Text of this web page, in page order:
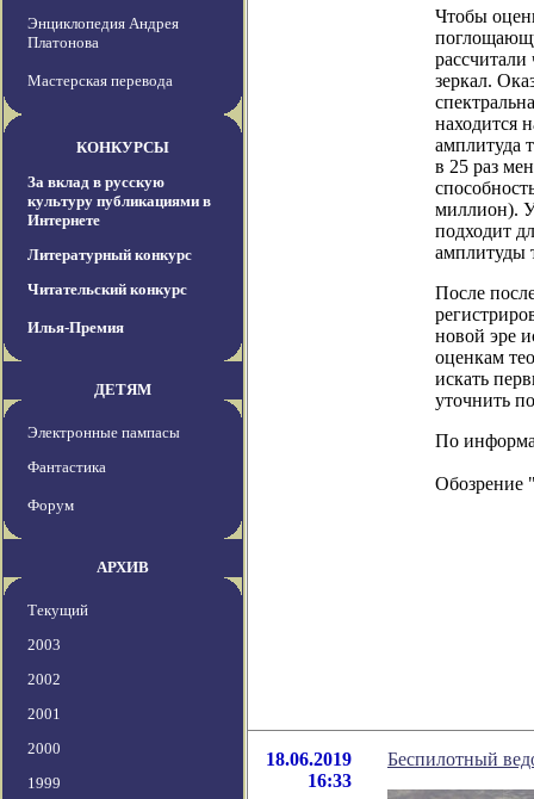
Энциклопедия Андрея
Платонова
Мастерская перевода
КОНКУРСЫ
За вклад в русскую
культуру публикациями в
Интернете
Литературный конкурс
Читательский конкурс
Илья-Премия
ДЕТЯМ
Электронные пампасы
Фантастика
Форум
АРХИВ
Текущий
2003
2002
2001
2000
1999
Чтобы
зеркал.
находится
амплитуда
в 25 раз
миллион).
подходит
амплитуды
После
новой эре
оценкам
искать
уточнить
По
Обозрение
18.06.2019
16:33
Беспилотный